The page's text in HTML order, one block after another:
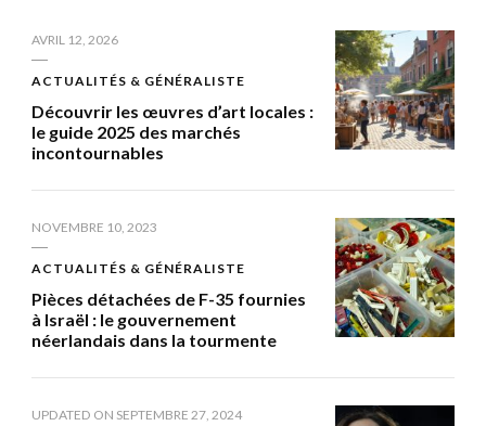
AVRIL 12, 2026
ACTUALITÉS & GÉNÉRALISTE
Découvrir les œuvres d’art locales :
le guide 2025 des marchés
incontournables
NOVEMBRE 10, 2023
ACTUALITÉS & GÉNÉRALISTE
Pièces détachées de F-35 fournies
à Israël : le gouvernement
néerlandais dans la tourmente
UPDATED ON SEPTEMBRE 27, 2024